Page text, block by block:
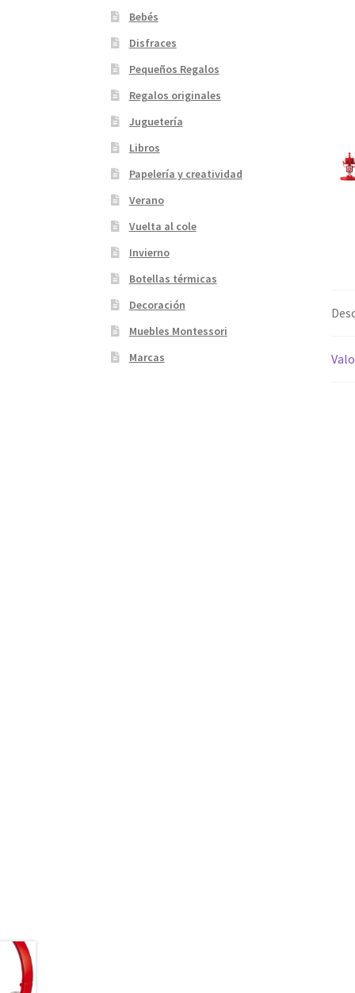
Bebés
Disfraces
Pequeños Regalos
Regalos originales
Juguetería
Libros
Papelería y creatividad
Verano
Vuelta al cole
Invierno
Botellas térmicas
Decoración
Muebles Montessori
Marcas